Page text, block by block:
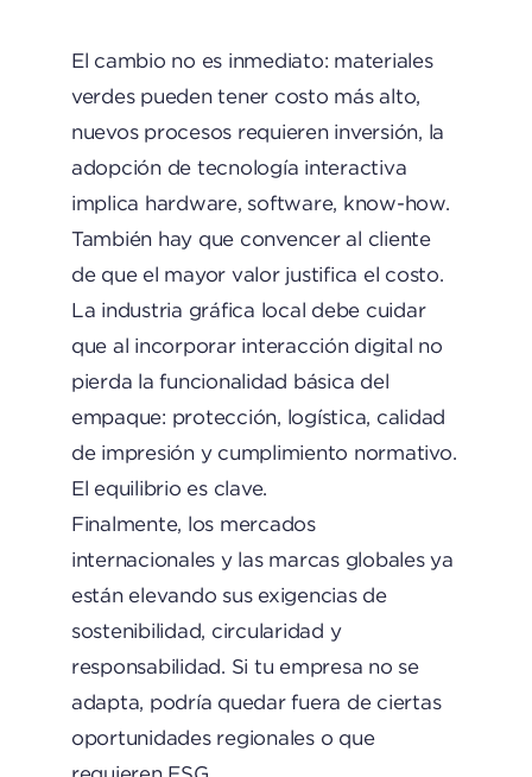
El cambio no es inmediato: materiales
verdes pueden tener costo más alto,
nuevos procesos requieren inversión, la
adopción de tecnología interactiva
implica hardware, software, know-how.
También hay que convencer al cliente
de que el mayor valor justifica el costo.
La industria gráfica local debe cuidar
que al incorporar interacción digital no
pierda la funcionalidad básica del
empaque: protección, logística, calidad
de impresión y cumplimiento normativo.
El equilibrio es clave.
Finalmente, los mercados
internacionales y las marcas globales ya
están elevando sus exigencias de
sostenibilidad, circularidad y
responsabilidad. Si tu empresa no se
adapta, podría quedar fuera de ciertas
oportunidades regionales o que